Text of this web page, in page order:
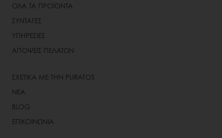
ΟΛΑ ΤΑ ΠΡΟΪΟΝΤΑ
ΣΥΝΤΑΓΕΣ
ΥΠΗΡΕΣΙΕΣ
ΑΠΟΨΕΙΣ ΠΕΛΑΤΩΝ
ΣΧΕΤΙΚΑ ΜΕ ΤΗΝ PURATOS
ΝΕΑ
BLOG
ΕΠΙΚΟΙΝΩΝΙΑ